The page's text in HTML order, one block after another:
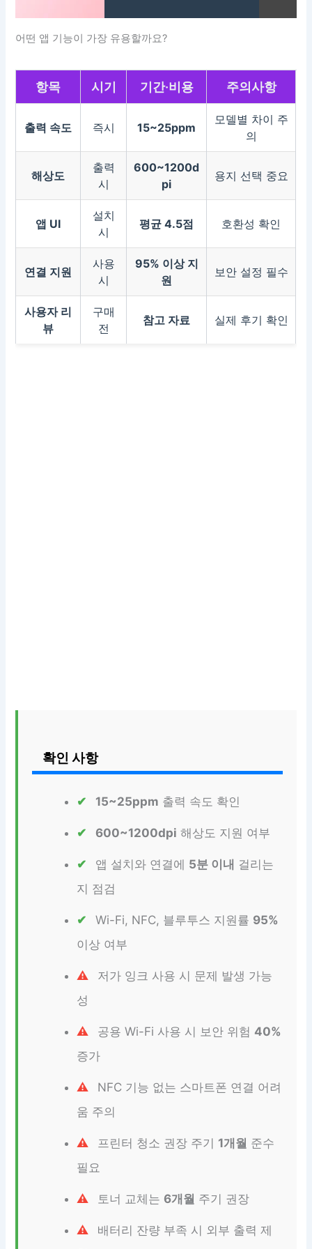
어떤 앱 기능이 가장 유용할까요?
항목 시기 기간·비용 주의사항
출력 속도 즉시 15~25ppm
모델별 차이 주
의
해상도
출력
시
600~1200d
pi
용지 선택 중요
앱 UI
설치
시
평균 4.5점 호환성 확인
연결 지원
사용
시
95% 이상 지
원
보안 설정 필수
사용자 리
뷰
구매
전
참고 자료 실제 후기 확인
확인 사항
15~25ppm 출력 속도 확인
600~1200dpi 해상도 지원 여부
앱 설치와 연결에 5분 이내 걸리는
지 점검
Wi-Fi, NFC, 블루투스 지원률 95%
이상 여부
저가 잉크 사용 시 문제 발생 가능
성
공용 Wi-Fi 사용 시 보안 위험 40%
증가
NFC 기능 없는 스마트폰 연결 어려
움 주의
프린터 청소 권장 주기 1개월 준수
필요
토너 교체는 6개월 주기 권장
배터리 잔량 부족 시 외부 출력 제